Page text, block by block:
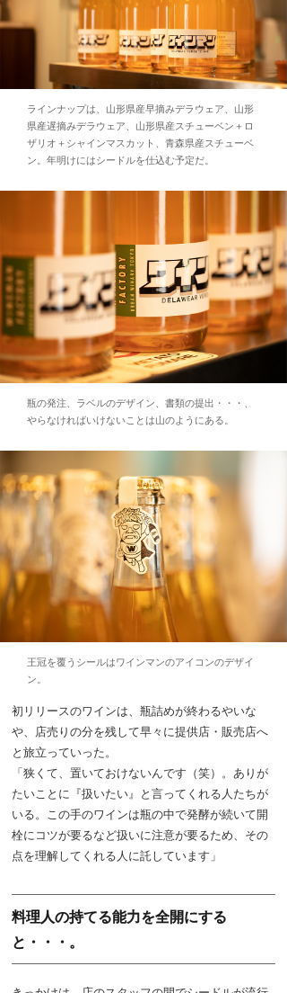
ラインナップは、山形県産早摘みデラウェア、山形
県産遅摘みデラウェア、山形県産スチューベン＋ロ
ザリオ＋シャインマスカット、青森県産スチューベ
ン。年明けにはシードルを仕込む予定だ。
瓶の発注、ラベルのデザイン、書類の提出・・・、
やらなければいけないことは山のようにある。
王冠を覆うシールはワインマンのアイコンのデザイ
ン。
初リリースのワインは、瓶詰めが終わるやいな
や、店売りの分を残して早々に提供店・販売店へ
と旅立っていった。
「狭くて、置いておけないんです（笑）。ありが
たいことに『扱いたい』と言ってくれる人たちが
いる。この手のワインは瓶の中で発酵が続いて開
栓にコツが要るなど扱いに注意が要るため、その
点を理解してくれる人に託しています」
料理人の持てる能力を全開にする
と・・・。